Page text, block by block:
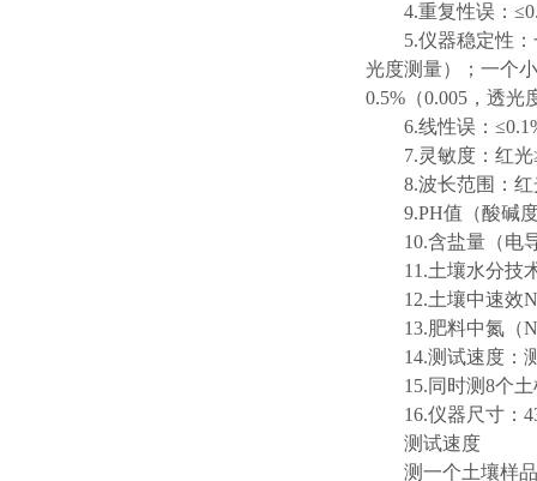
4.重复性误：
5.仪器稳定性
光度测量）；一个
0.5%（0.005，透光
6.线性误：
7.灵敏度：红光
8.波长范围：红
9.PH值（酸碱
10.含盐量（电
11.土壤水分技
12.土壤中速效
13.肥料中氮（
14.测试速度：
15.同时测8个
16.仪器尺寸：
测试速度
测一个土壤样